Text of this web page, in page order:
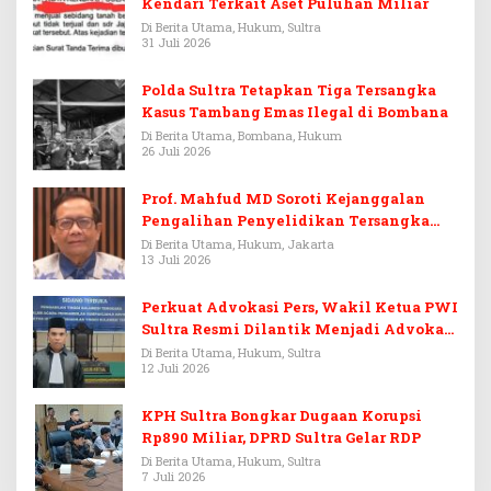
Di Berita Utama, Hukum, Sultra
31 Juli 2026
Polda Sultra Tetapkan Tiga Tersangka
Kasus Tambang Emas Ilegal di Bombana
Di Berita Utama, Bombana, Hukum
26 Juli 2026
Prof. Mahfud MD Soroti Kejanggalan
Pengalihan Penyelidikan Tersangka
Febrie Adriansyah
Di Berita Utama, Hukum, Jakarta
13 Juli 2026
Perkuat Advokasi Pers, Wakil Ketua PWI
Sultra Resmi Dilantik Menjadi Advokat
PERADI
Di Berita Utama, Hukum, Sultra
12 Juli 2026
KPH Sultra Bongkar Dugaan Korupsi
Rp890 Miliar, DPRD Sultra Gelar RDP
Di Berita Utama, Hukum, Sultra
7 Juli 2026